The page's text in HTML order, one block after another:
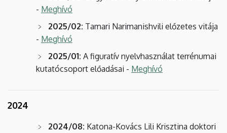
- Meghívó
2025/02: Tamari Narimanishvili előzetes vitája
- Meghívó
2025/01: A figuratív nyelvhasználat terrénumai
kutatócsoport előadásai - Meghívó
2024
2024/08: Katona-Kovács Lili Krisztina doktori